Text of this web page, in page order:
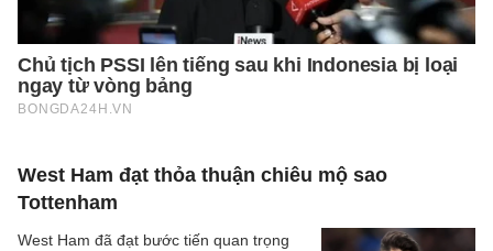
West Ham đạt thỏa thuận chiêu mộ sao
Tottenham
West Ham đã đạt bước tiến quan trọng